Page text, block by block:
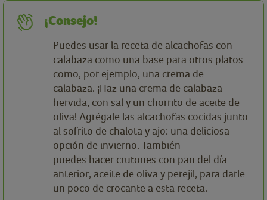
¡Consejo!
Puedes usar la receta de alcachofas con
calabaza como una base para otros platos
como, por ejemplo, una crema de
calabaza. ¡Haz una crema de calabaza
hervida, con sal y un chorrito de aceite de
oliva! Agrégale las alcachofas cocidas junto
al sofrito de chalota y ajo: una deliciosa
opción de invierno. También
puedes hacer crutones con pan del día
anterior, aceite de oliva y perejil, para darle
un poco de crocante a esta receta.